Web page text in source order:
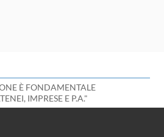
È FONDAMENTALE
IMPRESE E P.A."